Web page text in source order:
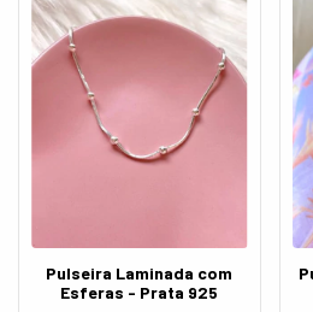
Pulseira Laminada com
Esferas - Prata 925